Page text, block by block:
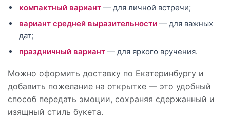
компактный вариант — для личной встречи;
вариант средней выразительности — для важных
дат;
праздничный вариант — для яркого вручения.
Можно оформить доставку по Екатеринбургу и
добавить пожелание на открытке — это удобный
способ передать эмоции, сохраняя сдержанный и
изящный стиль букета.